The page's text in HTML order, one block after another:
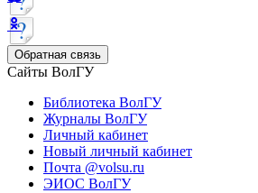
Обратная связь
Сайты ВолГУ
Библиотека ВолГУ
Журналы ВолГУ
Личный кабинет
Новый личный кабинет
Почта @volsu.ru
ЭИОС ВолГУ